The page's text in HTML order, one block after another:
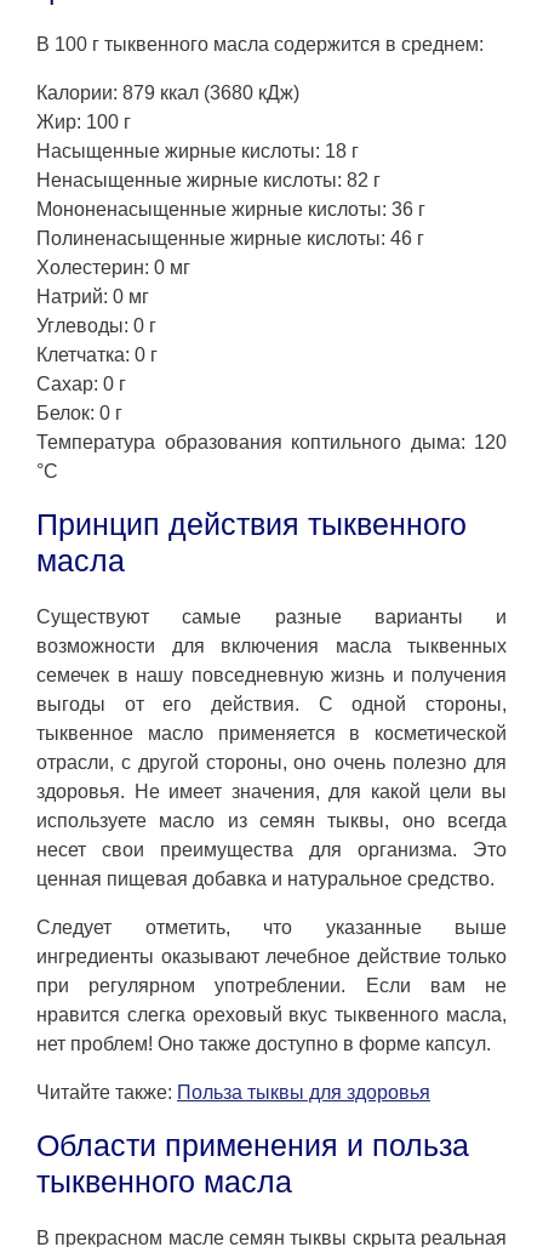
В 100 г тыквенного масла содержится в среднем:
Калории: 879 ккал (3680 кДж)
Жир: 100 г
Насыщенные жирные кислоты: 18 г
Ненасыщенные жирные кислоты: 82 г
Мононенасыщенные жирные кислоты: 36 г
Полиненасыщенные жирные кислоты: 46 г
Холестерин: 0 мг
Натрий: 0 мг
Углеводы: 0 г
Клетчатка: 0 г
Сахар: 0 г
Белок: 0 г
Температура образования коптильного дыма: 120
°C
Принцип действия тыквенного
масла
Существуют самые разные варианты и
возможности для включения масла тыквенных
семечек в нашу повседневную жизнь и получения
выгоды от его действия. С одной стороны,
тыквенное масло применяется в косметической
отрасли, с другой стороны, оно очень полезно для
здоровья. Не имеет значения, для какой цели вы
используете масло из семян тыквы, оно всегда
несет свои преимущества для организма. Это
ценная пищевая добавка и натуральное средство.
Следует отметить, что указанные выше
ингредиенты оказывают лечебное действие только
при регулярном употреблении. Если вам не
нравится слегка ореховый вкус тыквенного масла,
нет проблем! Оно также доступно в форме капсул.
Читайте также: Польза тыквы для здоровья
Области применения и польза
тыквенного масла
В прекрасном масле семян тыквы скрыта реальная